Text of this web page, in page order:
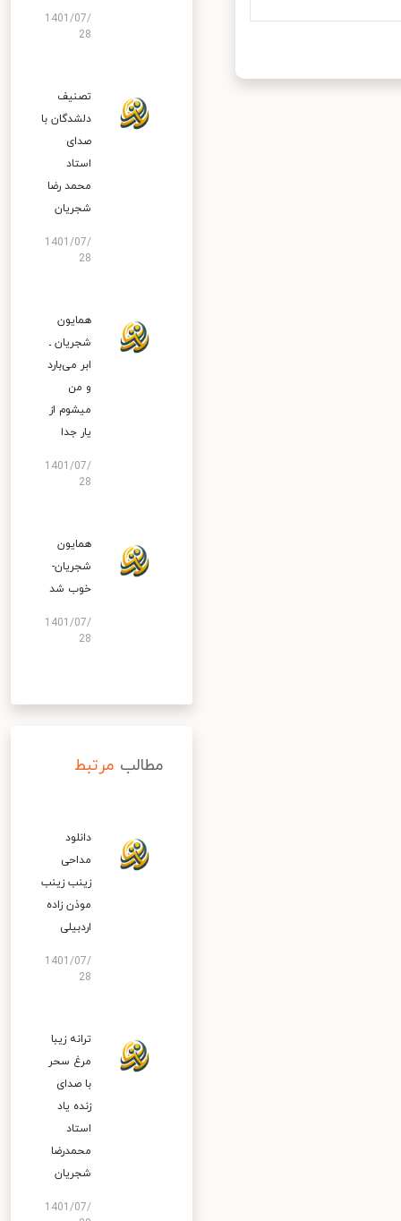
1401/07/
28
تصنیف
دلشدگان با
صدای
استاد
محمد رضا
شجریان
1401/07/
28
همایون
شجریان ـ
ابر می‌بارد
و من
میشوم از
یار جدا
1401/07/
28
همایون
شجریان-
خوب شد
1401/07/
28
مطالب مرتبط
دانلود
مداحی
زینب زینب
موذن زاده
اردبیلی
1401/07/
28
ترانه زیبا
مرغ سحر
با صدای
زنده یاد
استاد
محمدرضا
شجریان
1401/07/